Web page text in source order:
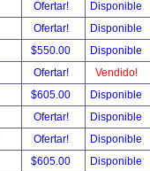
Ofertar!
Disponible
Ofertar!
Disponible
$550.00
Disponible
Ofertar!
Vendido!
$605.00
Disponible
Ofertar!
Disponible
Ofertar!
Disponible
$605.00
Disponible